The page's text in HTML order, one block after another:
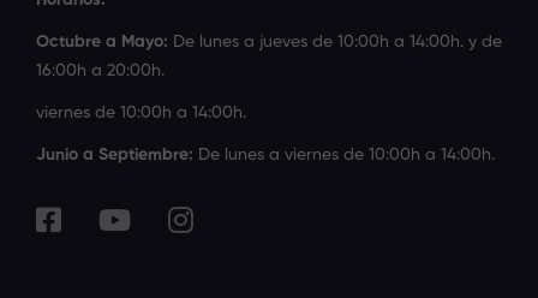
Octubre a Mayo: De lunes a jueves de 10:00h a 14:00h. y de
16:00h a 20:00h.
viernes de 10:00h a 14:00h.
Junio a Septiembre: De lunes a viernes de 10:00h a 14:00h.